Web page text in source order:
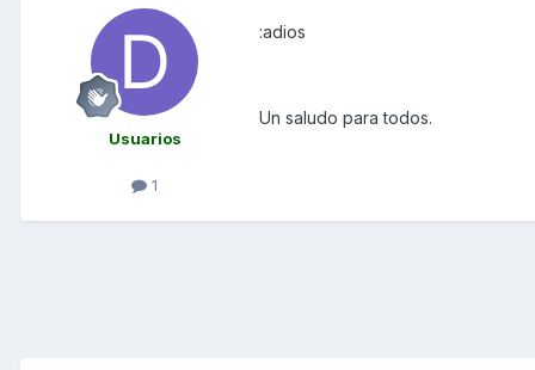
Usuarios
1
:adios
Un saludo para todos.